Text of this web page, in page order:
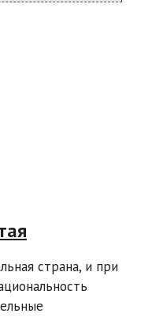
страна, и при